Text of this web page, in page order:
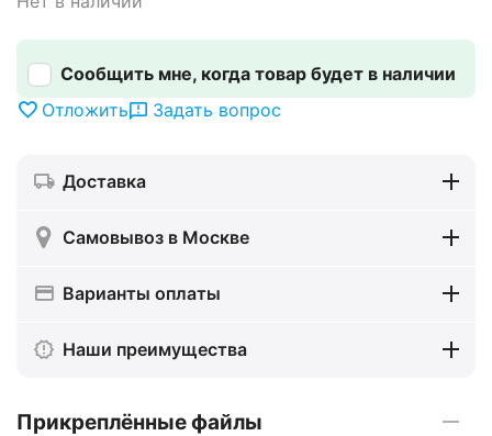
Сообщить мне, когда товар будет в наличии
Отложить
Задать вопрос
Доставка
Самовывоз в Москве
Варианты оплаты
Наши преимущества
Прикреплённые файлы